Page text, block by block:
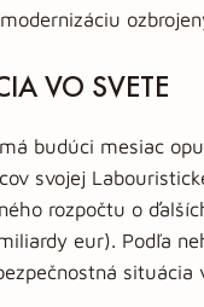
VO SVETE
budúci mesiac
svojej
rozpočtu o
eur). Podľa
situácia